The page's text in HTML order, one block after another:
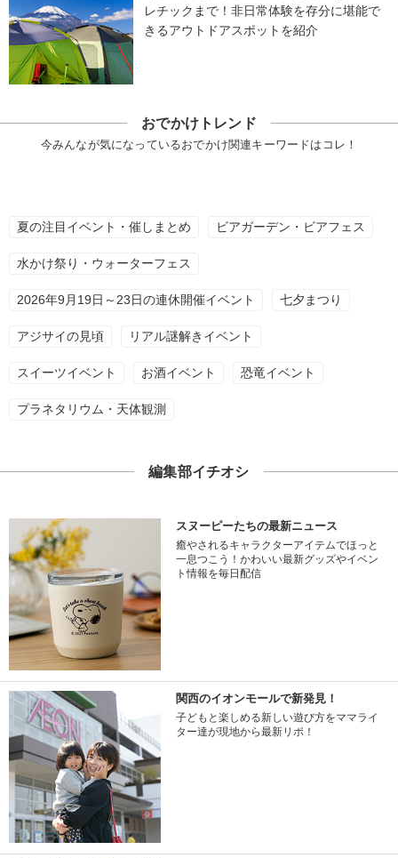
レチックまで！非日常体験を存分に堪能で
きるアウトドアスポットを紹介
おでかけトレンド
今みんなが気になっているおでかけ関連キーワードはコレ！
夏の注目イベント・催しまとめ ビアガーデン・ビアフェス
水かけ祭り・ウォーターフェス
2026年9月19日～23日の連休開催イベント 七夕まつり
アジサイの見頃 リアル謎解きイベント
スイーツイベント お酒イベント 恐竜イベント
プラネタリウム・天体観測
編集部イチオシ
スヌーピーたちの最新ニュース
癒やされるキャラクターアイテムでほっと
一息つこう！かわいい最新グッズやイベン
ト情報を毎日配信
関西のイオンモールで新発見！
子どもと楽しめる新しい遊び方をママライ
ター達が現地から最新リポ！